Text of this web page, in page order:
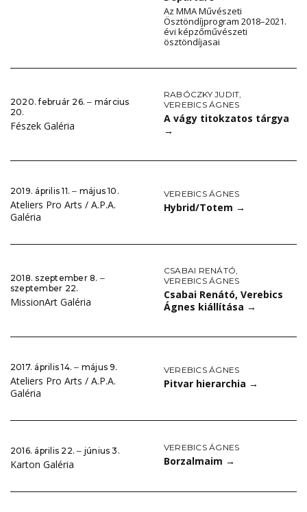
Az MMA Művészeti
Ösztöndíjprogram 2018–2021.
évi képzőművészeti
ösztöndíjasai
2020. február 26. ‒ március
20.
Fészek Galéria
RABÓCZKY JUDIT,
VEREBICS ÁGNES
A vágy titokzatos tárgya
→
2019. április 11. ‒ május 10.
Ateliers Pro Arts / A.P.A.
Galéria
VEREBICS ÁGNES
Hybrid/Totem →
2018. szeptember 8. ‒
szeptember 22.
MissionArt Galéria
CSABAI RENÁTÓ,
VEREBICS ÁGNES
Csabai Renátó, Verebics
Ágnes kiállítása →
2017. április 14. ‒ május 9.
Ateliers Pro Arts / A.P.A.
Galéria
VEREBICS ÁGNES
Pitvar hierarchia →
2016. április 22. ‒ június 3.
Karton Galéria
VEREBICS ÁGNES
Borzalmaim →